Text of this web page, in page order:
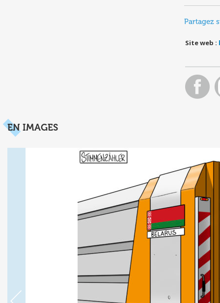
Partagez
Site web :
EN IMAGES